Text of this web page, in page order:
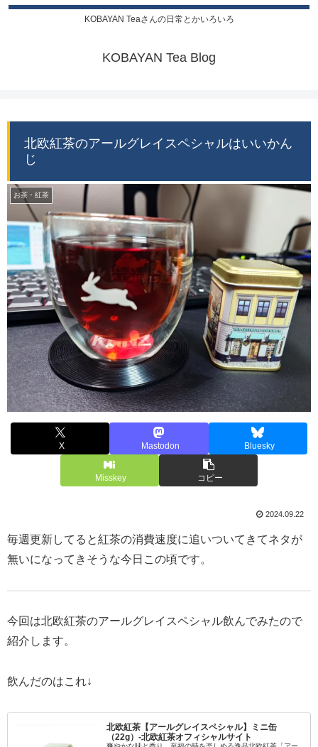
KOBAYAN Teaさんの日常とかいろいろ
KOBAYAN Tea Blog
北欧紅茶のアールグレイスペシャルはいいかん
じ
お茶・紅茶
X Mastodon Bluesky
Misskey コピー
2024.09.22
毎週更新してると紅茶の消費速度に追いついてきてネタが
無いになってきそうな今日この頃です。
今回は北欧紅茶のアールグレイスペシャル飲んでみたので
紹介します。
飲んだのはこれ↓
北欧紅茶【アールグレイスペシャル】ミニ缶
（22g）-北欧紅茶オフィシャルサイト